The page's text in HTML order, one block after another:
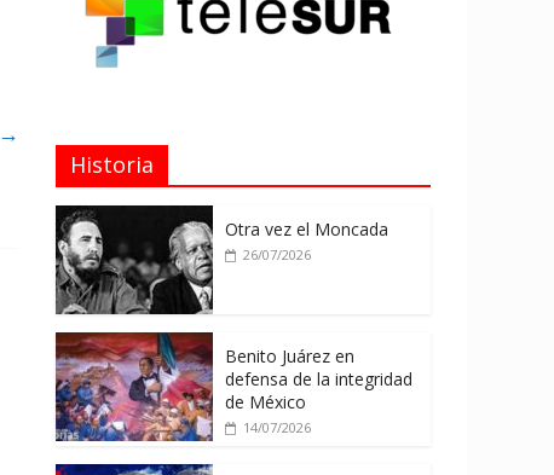
→
Historia
Otra vez el Moncada
26/07/2026
Benito Juárez en
defensa de la integridad
de México
14/07/2026